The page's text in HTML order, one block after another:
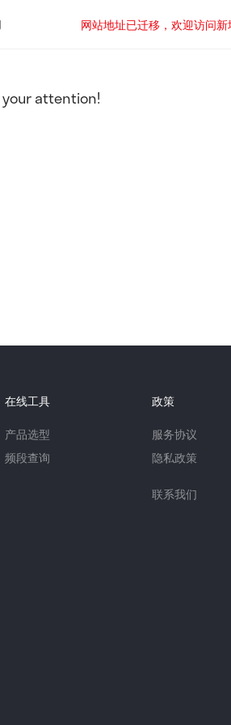
网站地址已迁移，欢迎访问
attention!
在线工具
产品选型
频段查询
政策
服务协议
隐私政策
联系我们